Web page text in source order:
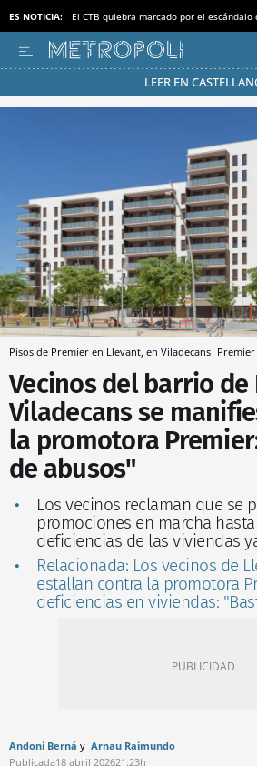
ES NOTICIA: El CTB quiebra marcado por el escándalo
LEER EN
Pásate al MODO AHORRO
Pisos de Premier en Llevant, en Viladecans Premier
Vecinos del barrio de
Viladecans se
la promotora
de abusos"
Los vecinos reclaman que se
promociones en marcha
deficiencias de las viviendas
Relacionada: Los vecinos de
estallan contra la promotora
deficiencias en viviendas:
Andoni Berná
Arnau Raimundo
Publicada18 abril 202621:23h